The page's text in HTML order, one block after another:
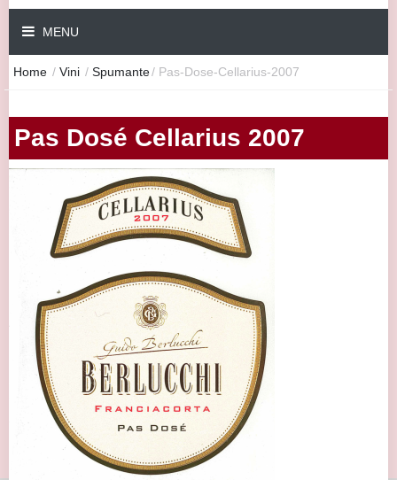
MENU
Home / Vini / Spumante/ Pas-Dose-Cellarius-2007
Pas Dosé Cellarius 2007